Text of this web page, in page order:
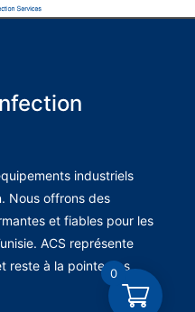
industriels
Nous offrons des
et fiables pour les
ACS représente
reste à la pointe des
0